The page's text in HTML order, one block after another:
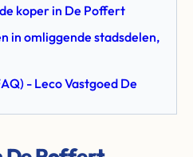
koper in De Poffert
in omliggende stadsdelen,
- Leco Vastgoed De